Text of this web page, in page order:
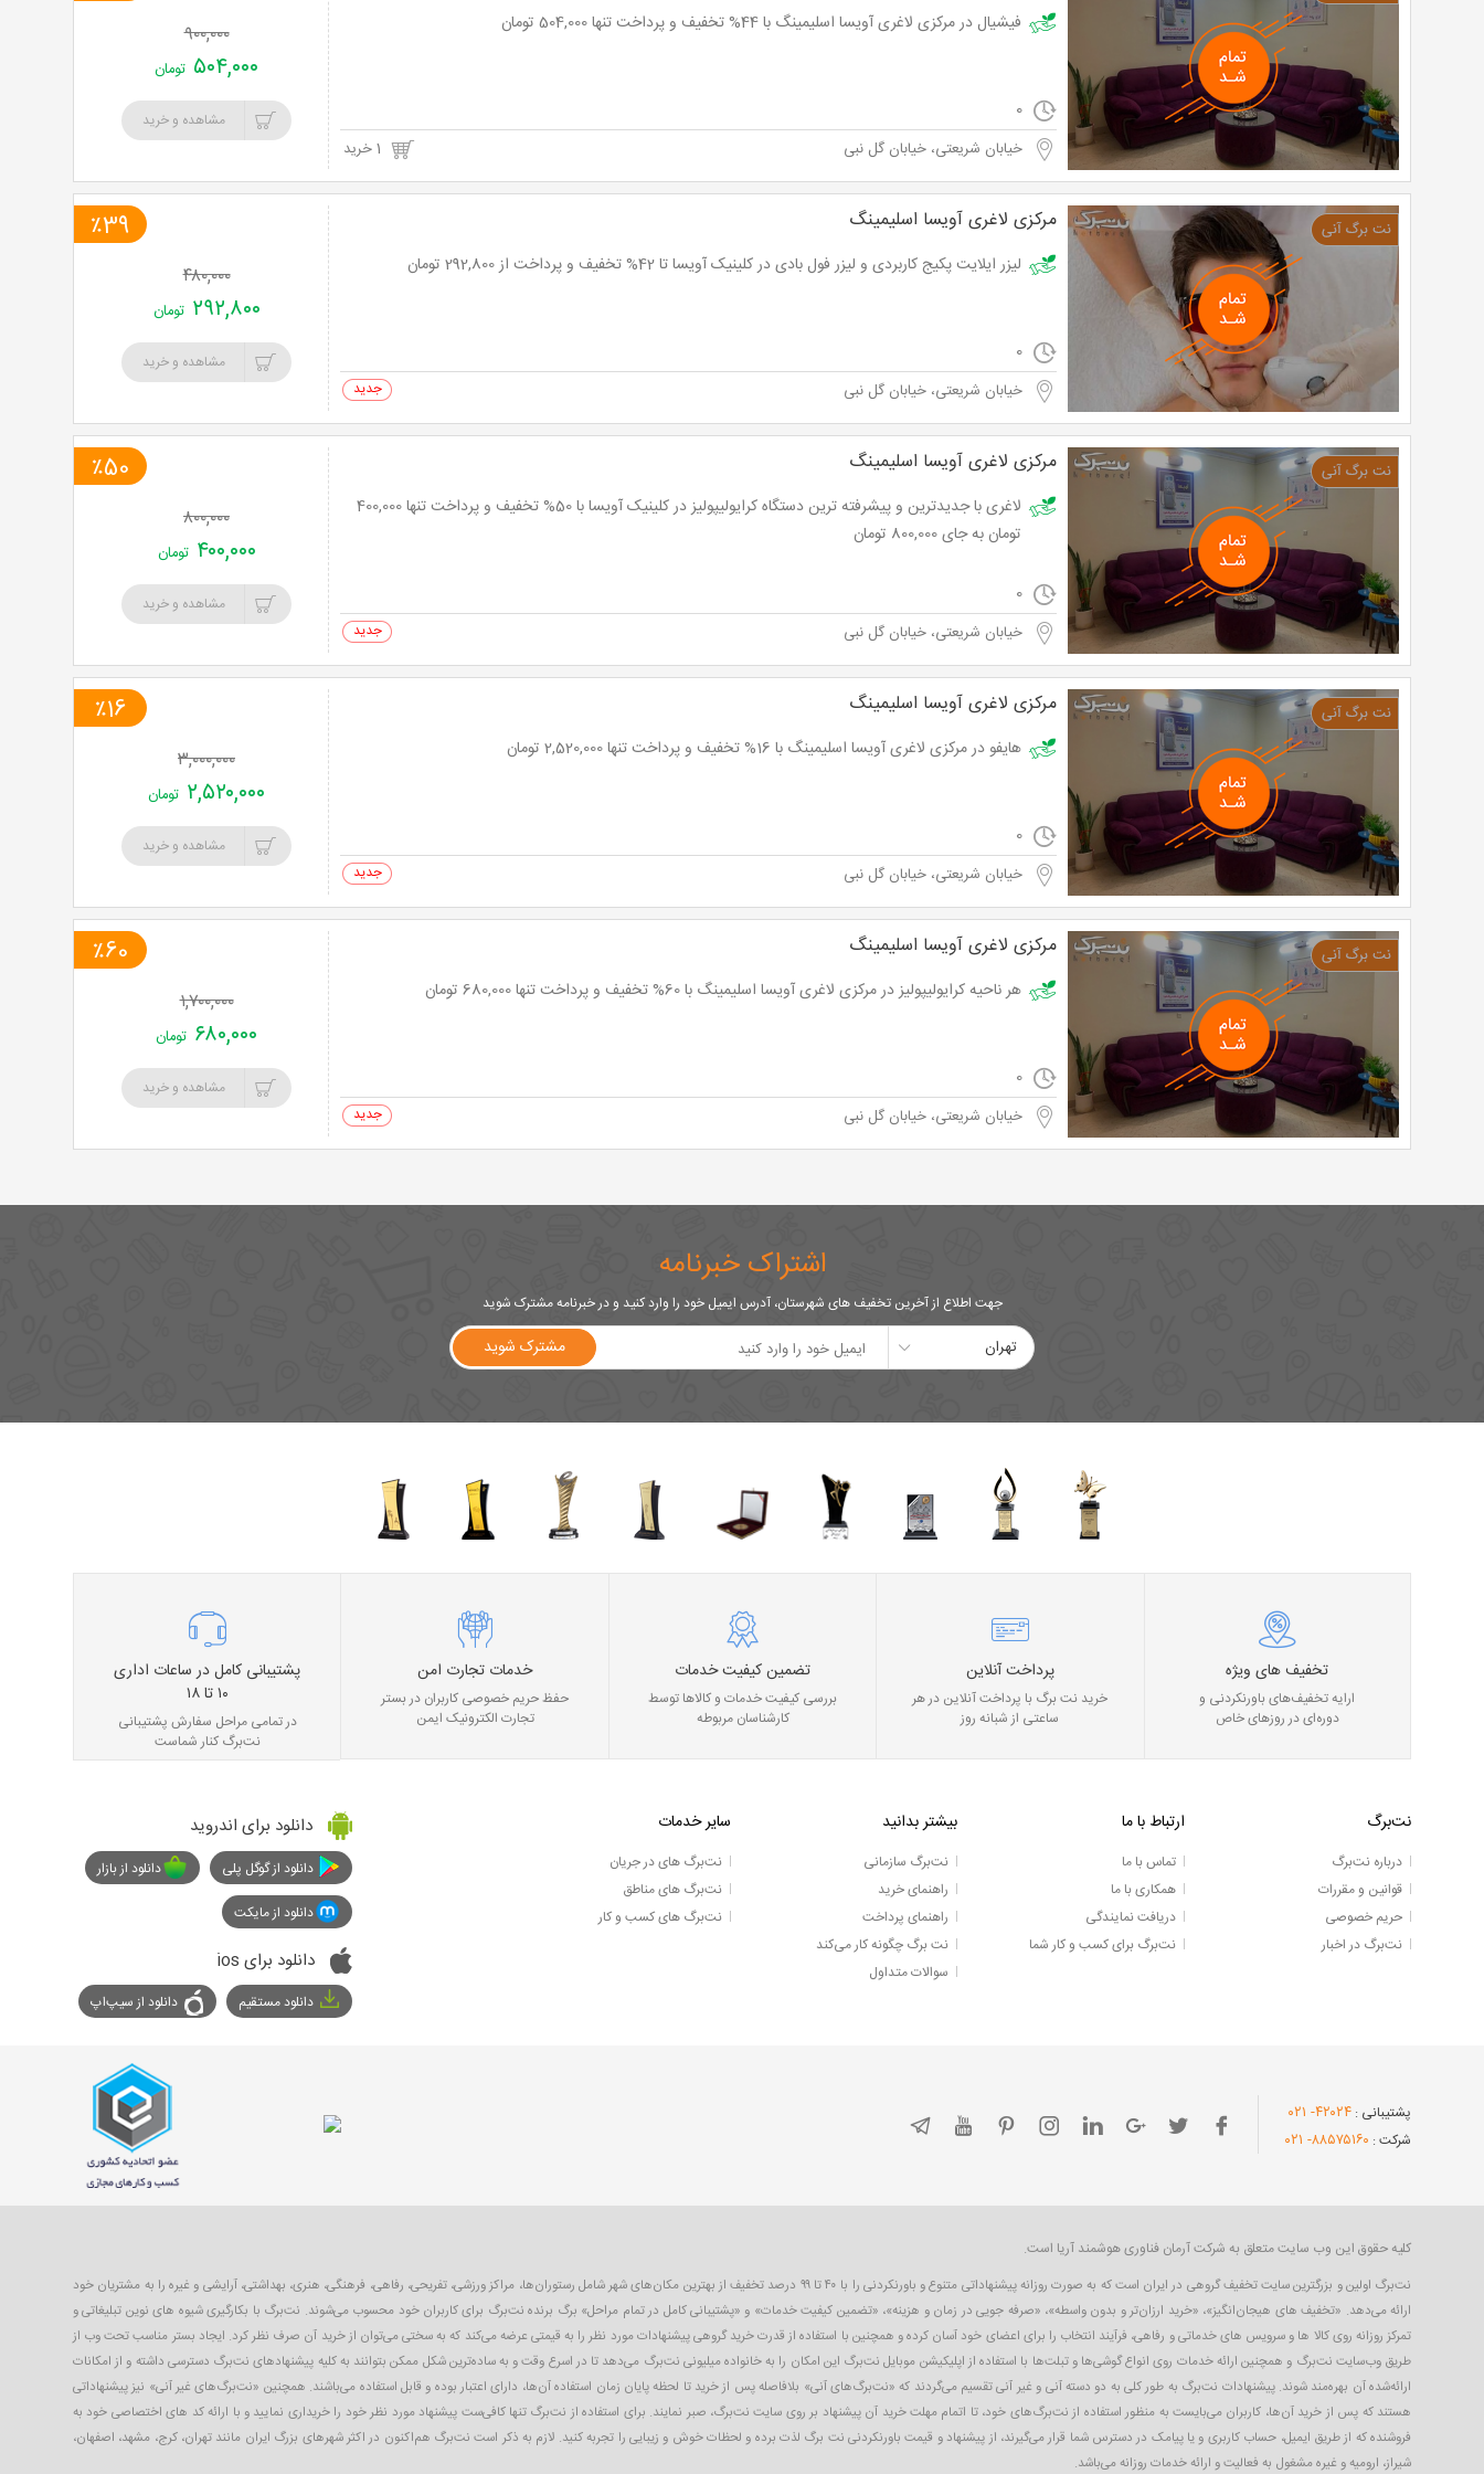
فیشیال در مرکزی لاغری آویسا اسلیمینگ با 44% تخفیف و پرداخت تنها 504,000 تومان
0
خیابان شریعتی، خیابان گل نبی
۹۰۰,۰۰۰
۵۰۴,۰۰۰ تومان
مشاهده و خرید
مرکزی لاغری آویسا اسلیمینگ
لیزر ایلایت پکیج کاربردی و لیزر فول بادی در کلینیک آویسا تا 42% تخفیف و پرداخت از 292,800 تومان
0
خیابان شریعتی، خیابان گل نبی 0 خرید
٪39
۴۸۰,۰۰۰
۲۹۲,۸۰۰ تومان
مشاهده و خرید
مرکزی لاغری آویسا اسلیمینگ
لاغری با جدیدترین و پیشرفته ترین دستگاه کرایولیپولیز در کلینیک آویسا با 50% تخفیف و پرداخت تنها 400,000
تومان به جای 800,000 تومان
0
خیابان شریعتی، خیابان گل نبی 0 خرید
٪50
۸۰۰,۰۰۰
۴۰۰,۰۰۰ تومان
مشاهده و خرید
مرکزی لاغری آویسا اسلیمینگ
هایفو در مرکزی لاغری آویسا اسلیمینگ با 16% تخفیف و پرداخت تنها 2,520,000 تومان
0
خیابان شریعتی، خیابان گل نبی 0 خرید
٪16
۳,۰۰۰,۰۰۰
۲,۵۲۰,۰۰۰ تومان
مشاهده و خرید
مرکزی لاغری آویسا اسلیمینگ
هر ناحیه کرایولیپولیز در مرکزی لاغری آویسا اسلیمینگ با 60% تخفیف و پرداخت تنها 680,000 تومان
0
خیابان شریعتی، خیابان گل نبی 0 خرید
٪60
۱,۷۰۰,۰۰۰
۶۸۰,۰۰۰ تومان
مشاهده و خرید
اشتراک خبرنامه
جهت اطلاع از آخرین تخفیف های شهرستان، آدرس ایمیل خود را وارد کنید و در خبرنامه مشترک شوید
تهران مشترک شوید
تخفیف های ویژه
ارایه تخفیف‌های باورنکردنی و
دوره‌ای در روز‌های خاص
پرداخت آنلاین
خرید نت برگ با پرداخت آنلاین در هر
ساعتی از شبانه روز
تضمین کیفیت خدمات
بررسی کیفیت خدمات و کالاها توسط
کارشناسان مربوطه
خدمات تجارت امن
حفظ حریم خصوصی کاربران در بستر
تجارت الکترونیک ایمن
پشتیبانی کامل در ساعات اداری
۱۰ تا ۱۸
در تمامی مراحل سفارش پشتیبانی
نت‌برگ کنار شماست
دانلود برای اندروید
دانلود از گوگل پلی
دانلود از بازار
دانلود از مایکت
دانلود برای ios
دانلود مستقیم دانلود از سیپ‌اپ
نت‌برگ
درباره نت‌برگ
قوانین و مقررات
حریم خصوصی
نت‌برگ در اخبار
ارتباط با ما
تماس با ما
همکاری با ما
دریافت نمایندگی
نت‌برگ برای کسب و کار شما
بیشتر بدانید
نت‌برگ سازمانی
راهنمای خرید
راهنمای پرداخت
نت برگ چگونه کار می‌کند
سوالات متداول
سایر خدمات
نت‌برگ های در جریان
نت‌برگ های مناطق
نت‌برگ های کسب و کار
پشتیبانی : ۴۲۰۲۴- ۰۲۱
شرکت : ۸۸۵۷۵۱۶۰- ۰۲۱
کلیه حقوق این وب سایت متعلق به شرکت آرمان فناوری هوشمند آریا است.
نت‌برگ اولین و بزرگترین سایت تخفیف گروهی در ایران است که به صورت روزانه پیشنهاداتی متنوع و باورنکردنی را با ۴۰ تا ۹۹ درصد تخفیف از بهترین مکان‌های شهر شامل رستوران‌ها، مراکز ورزشی، تفریحی، رفاهی، فرهنگی، هنری، بهداشتی، آرایشی و غیره را به مشتریان خود
ارائه می‌دهد. «تخفیف های هیجان‌انگیز»، «خرید ارزان‌تر و بدون واسطه»، «صرفه جویی در زمان و هزینه»، «تضمین کیفیت خدمات» و «پشتیبانی کامل در تمام مراحل» برگ برنده نت‌برگ برای کاربران خود محسوب می‌شوند. نت‌برگ با بکارگیری شیوه های نوین تبلیغاتی و
تمرکز روزانه روی کالا ها و سرویس های خدماتی و رفاهی، فرآیند انتخاب را برای اعضای خود آسان کرده و همچنین با استفاده از قدرت خرید گروهی پیشنهادات مورد نظر را به قیمتی عرضه می‌کند که به سختی می‌توان از خرید آن صرف نظر کرد. ایجاد بستر مناسب تحت وب از
طریق وب‌سایت نت‌برگ و همچنین ارائه خدمات روی انواع گوشی‌ها و تبلت‌ها با استفاده از اپلیکیشن موبایل نت‌برگ این امکان را به خانواده میلیونی نت‌برگ می‌دهد تا در اسرع وقت و به ساده‌ترین شکل ممکن بتوانند به کلیه پیشنهادهای نت‌برگ دسترسی داشته و از امکانات
ارائه‌شده آن بهره‌مند شوند. پیشنهادات نت‌برگ به طور کلی به دو دسته آنی و غیر آنی تقسیم می‌گردند که «نت‌برگ‌های آنی» بلافاصله پس از خرید تا لحظه پایان زمان استفاده آن‌ها، دارای اعتبار بوده و قابل استفاده می‌باشند. همچنین «نت‌برگ‌های غیر آنی» نیز پیشنهاداتی
هستند که پس از خرید آن‌ها، کاربران می‌بایست به منظور استفاده از نت‌برگ‌های خود، تا اتمام مهلت خرید آن پیشنهاد بر روی سایت نت‌برگ، صبر نمایند. برای استفاده از نت‌برگ تنها کافی‌ست پیشنهاد مورد نظر خود را خریداری نمایید و با ارائه کد های اختصاصی خود به
فروشنده که از طریق ایمیل، حساب کاربری‌ و یا پیامک در دسترس شما قرار می‌گیرند، از پیشنهاد و قیمت باورنکردنی نت ‌برگ لذت برده و لحظات خوش و زیبایی را تجربه کنید. لازم به ذکر است نت‌برگ هم‌اکنون در اکثر شهرهای بزرگ ایران مانند تهران، کرج، مشهد، اصفهان،
شیراز، ارومیه و غیره مشغول به فعالیت و ارائه خدمات روزانه می‌باشد.